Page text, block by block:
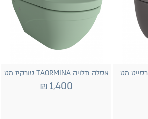
אסלה תלויה TAORMINA טורקיז מט
1,400
₪